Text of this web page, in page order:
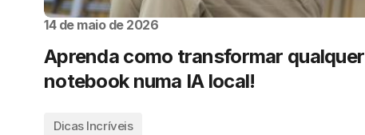
14 de maio de 2026
Aprenda como transformar qualquer
notebook numa IA local!
Dicas Incríveis